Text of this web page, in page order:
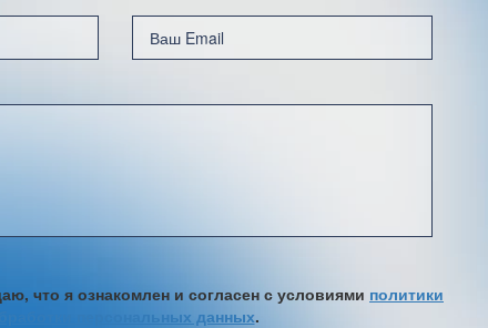
что я ознакомлен и согласен с условиями политики
персональных данных.